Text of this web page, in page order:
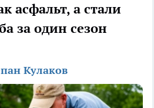
асфальт, а стали
за один сезон
Кулаков